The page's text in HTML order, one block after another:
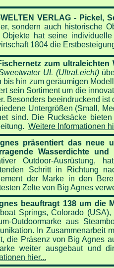
VERLAG - Pickel,
sondern auch historische
Objekte hat seine
1804 die
zum
UL (UltraLeicht)
bis hin zum geräumigen
sein Sortiment um die
Besonders beeindruckend
Untergrößen (Small,
sind. Die Rucksäcke
Weitere Informationen
präsentiert das neue
Wasserdichte
Outdoor-Ausrüstung,
Schritt in Richtung
der Marke in den
Zelte von Big Agnes
beauftragt 138 um die
Springs, Colorado
Outdoormarke aus
In Zusammenarbeit
die Präsenz von Big Agnes
weiter ausgebaut und
hier...